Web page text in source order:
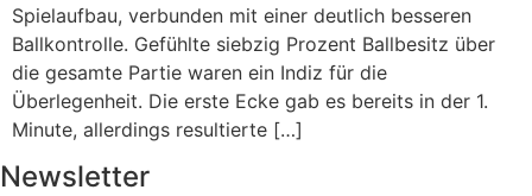
Spielaufbau, verbunden mit einer deutlich besseren
Ballkontrolle. Gefühlte siebzig Prozent Ballbesitz über
die gesamte Partie waren ein Indiz für die
Überlegenheit. Die erste Ecke gab es bereits in der 1.
Minute, allerdings resultierte […]
Newsletter